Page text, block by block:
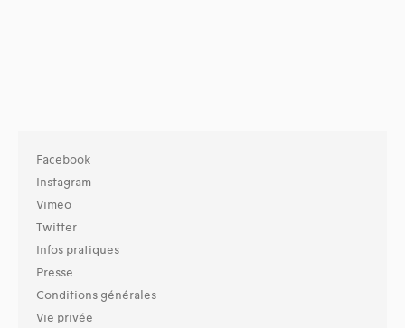
Facebook
Instagram
Vimeo
Twitter
Infos pratiques
Presse
Conditions générales
Vie privée